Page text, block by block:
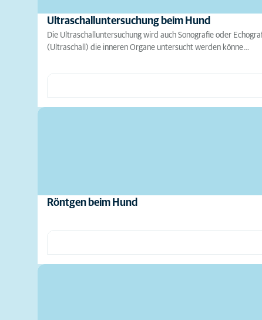
Ultraschalluntersuchung beim Hund
Die Ultraschalluntersuchung wird auch Sonografie oder
(Ultraschall) die inneren Organe untersucht werden könne…
Röntgen beim Hund